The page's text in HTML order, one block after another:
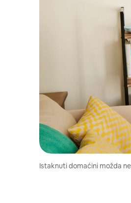
Istaknuti domaćini možda